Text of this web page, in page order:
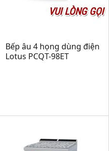
VUI LÒNG GỌI
Bếp âu 4 họng dùng điện
Lotus PCQT-98ET